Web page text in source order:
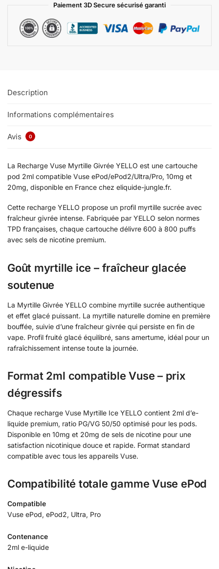
Paiement 3D Secure sécurisé garanti
Description
Informations complémentaires
Avis 0
La Recharge Vuse Myrtille Givrée YELLO est une cartouche
pod 2ml compatible Vuse ePod/ePod2/Ultra/Pro, 10mg et
20mg, disponible en France chez eliquide-jungle.fr.
Cette recharge YELLO propose un profil myrtille sucrée avec
fraîcheur givrée intense. Fabriquée par YELLO selon normes
TPD françaises, chaque cartouche délivre 600 à 800 puffs
avec sels de nicotine premium.
Goût myrtille ice – fraîcheur glacée
soutenue
La Myrtille Givrée YELLO combine myrtille sucrée authentique
et effet glacé puissant. La myrtille naturelle domine en première
bouffée, suivie d’une fraîcheur givrée qui persiste en fin de
vape. Profil fruité glacé équilibré, sans amertume, idéal pour un
rafraîchissement intense toute la journée.
Format 2ml compatible Vuse – prix
dégressifs
Chaque recharge Vuse Myrtille Ice YELLO contient 2ml d’e-
liquide premium, ratio PG/VG 50/50 optimisé pour les pods.
Disponible en 10mg et 20mg de sels de nicotine pour une
satisfaction nicotinique douce et rapide. Format standard
compatible avec tous les appareils Vuse.
Compatibilité totale gamme Vuse ePod
Compatible
Vuse ePod, ePod2, Ultra, Pro
Contenance
2ml e-liquide